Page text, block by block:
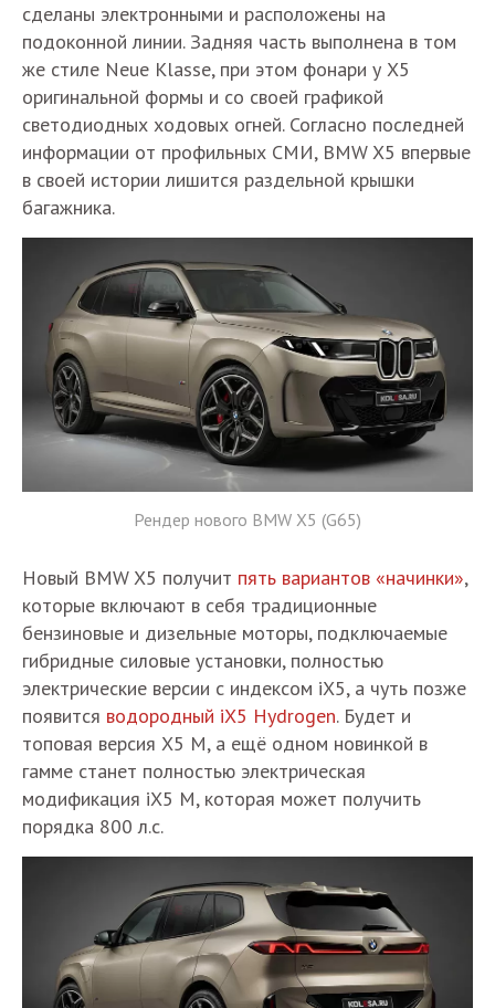
сделаны электронными и расположены на
подоконной линии. Задняя часть выполнена в том
же стиле Neue Klasse, при этом фонари у Х5
оригинальной формы и со своей графикой
светодиодных ходовых огней. Согласно последней
информации от профильных СМИ, BMW X5 впервые
в своей истории лишится раздельной крышки
багажника.
Рендер нового BMW X5 (G65)
Новый BMW X5 получит пять вариантов «начинки»,
которые включают в себя традиционные
бензиновые и дизельные моторы, подключаемые
гибридные силовые установки, полностью
электрические версии с индексом iX5, а чуть позже
появится водородный iX5 Hydrogen. Будет и
топовая версия X5 M, а ещё одном новинкой в
гамме станет полностью электрическая
модификация iX5 M, которая может получить
порядка 800 л.с.